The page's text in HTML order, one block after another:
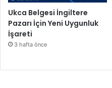
Ukca Belgesi İngiltere
Pazarı İçin Yeni Uygunluk
İşareti
3 hafta önce